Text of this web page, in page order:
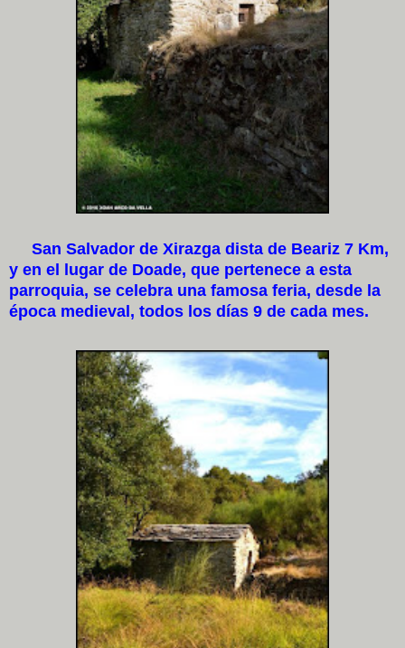
San Salvador de Xirazga dista de Beariz 7 Km,
y en el lugar de Doade, que pertenece a esta
parroquia, se celebra una famosa feria, desde la
época medieval, todos los días 9 de cada mes.